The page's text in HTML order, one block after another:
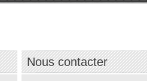
Nous contacter